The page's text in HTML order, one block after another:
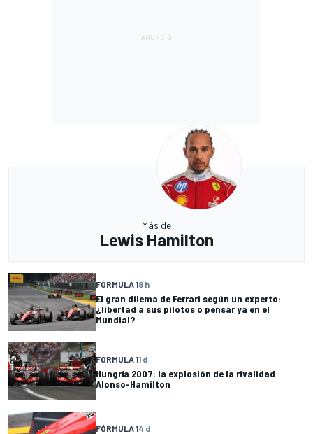
Más de
Lewis Hamilton
FÓRMULA 18 h
El gran dilema de Ferrari según un experto:
¿libertad a sus pilotos o pensar ya en el
Mundial?
FÓRMULA 11 d
Hungría 2007: la explosión de la rivalidad
Alonso-Hamilton
FÓRMULA 14 d